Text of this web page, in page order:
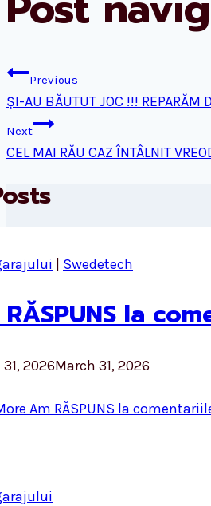
Previous
ȘI-AU BĂUTUT JOC !!! REPARĂM
Next
CEL MAI RĂU CAZ ÎNTÂLNIT
Swedetech
la
2026March 31, 2026
Am RĂSPUNS la